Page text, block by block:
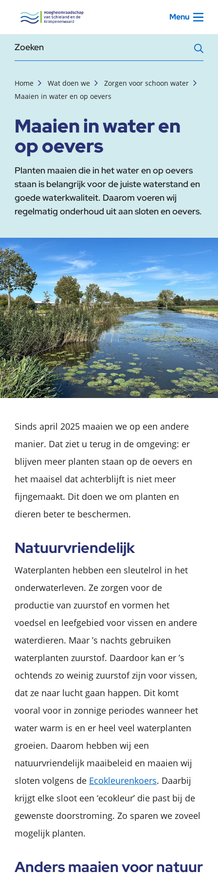
, startpagina Menu
Zoekterm
Home Wat doen we
Zorgen voor schoon water
Maaien in water en op oevers
Maaien in water en
op oevers
Planten maaien die in het water en op oevers
staan is belangrijk voor de juiste waterstand en
goede waterkwaliteit. Daarom voeren wij
regelmatig onderhoud uit aan sloten en oevers.
Sinds april 2025 maaien we op een andere
manier. Dat ziet u terug in de omgeving: er
blijven meer planten staan op de oevers en
het maaisel dat achterblijft is niet meer
fijngemaakt. Dit doen we om planten en
dieren beter te beschermen.
Natuurvriendelijk
Waterplanten hebben een sleutelrol in het
onderwaterleven. Ze zorgen voor de
productie van zuurstof en vormen het
voedsel en leefgebied voor vissen en andere
waterdieren. Maar ’s nachts gebruiken
waterplanten zuurstof. Daardoor kan er ’s
ochtends zo weinig zuurstof zijn voor vissen,
dat ze naar lucht gaan happen. Dit komt
vooral voor in zonnige periodes wanneer het
water warm is en er heel veel waterplanten
groeien. Daarom hebben wij een
natuurvriendelijk maaibeleid en maaien wij
sloten volgens de Ecokleurenkoers. Daarbij
krijgt elke sloot een ‘ecokleur’ die past bij de
gewenste doorstroming. Zo sparen we zoveel
mogelijk planten.
Anders maaien voor natuur